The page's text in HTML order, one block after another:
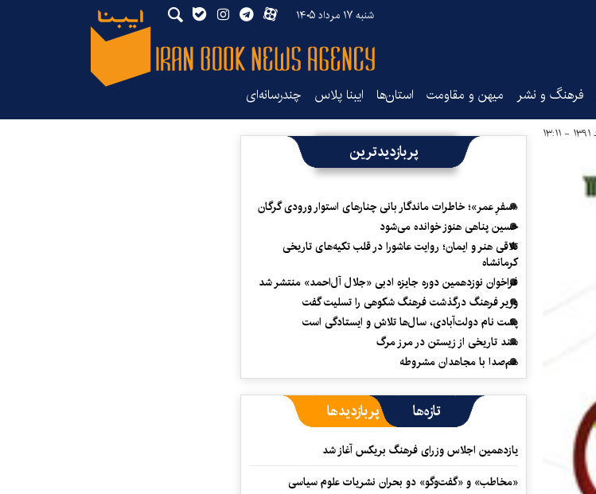
شنبه ۱۷ مرداد ۱۴۰۵
فرهنگ و نشر میهن و مقاومت استان‌ها ایبنا پلاس چندرسانه‌ای
پربازدیدترین
«سفرِ عمر»؛ خاطرات ماندگار بانی چنارهای استوار ورودی گرگان
حسین پناهی هنوز خوانده می‌شود
تلاقی هنر و ایمان؛ روایت عاشورا در قلب تکیه‌های تاریخی
کرمانشاه
فراخوان نوزدهمین دوره جایزه ادبی «جلال آل‌احمد» منتشر شد
وزیر فرهنگ درگذشت فرهنگ شکوهی را تسلیت گفت
پشت نام دولت‌آبادی، سال‌ها تلاش و ایستادگی است
سند تاریخی از زیستن در مرز مرگ
هم‌صدا با مجاهدان مشروطه
تازه‌ها پربازدیدها
یازدهمین اجلاس وزرای فرهنگ بریکس آغاز شد
«مخاطب» و «گفت‌وگو» دو بحران نشریات علوم سیاسی